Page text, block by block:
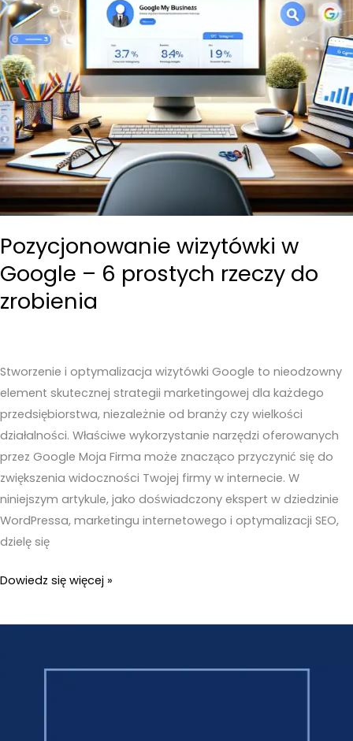
biznesu?
Pozycjonowanie wizytówki w
Google – 6 prostych rzeczy do
zrobienia
Stworzenie i optymalizacja wizytówki Google to nieodzowny
element skutecznej strategii marketingowej dla każdego
przedsiębiorstwa, niezależnie od branży czy wielkości
działalności. Właściwe wykorzystanie narzędzi oferowanych
przez Google Moja Firma może znacząco przyczynić się do
zwiększenia widoczności Twojej firmy w internecie. W
niniejszym artykule, jako doświadczony ekspert w dziedzinie
WordPressa, marketingu internetowego i optymalizacji SEO,
dzielę się
Pozycjonowanie
w
Dowiedz się więcej »